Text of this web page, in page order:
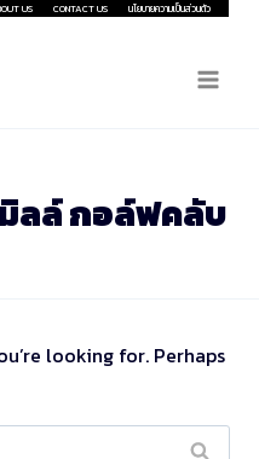
US CONTACT US นโยบายความเป็นส่วนตัว
ลล์ กอล์ฟคลับ
looking for. Perhaps